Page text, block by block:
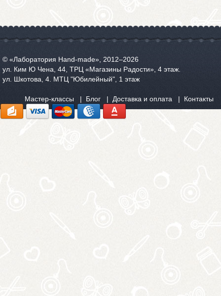
© «Лаборатория Hand-made», 2012‒2026
ул. Ким Ю Чена, 44, ТРЦ «Магазины Радости», 4 этаж.
ул. Шкотова, 4. МТЦ "Юбилейный", 1 этаж
Мастер-классы Блог Доставка и оплата Контакты